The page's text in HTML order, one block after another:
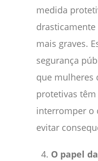
medida
drasticamente
mais graves.
segurança
que mulheres
protetivas
interromper o
evitar
O papel